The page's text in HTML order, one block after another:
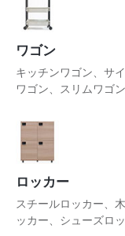
ワゴン
キッチンワゴン、サ
ワゴン、スリムワゴン
ロッカー
スチールロッカー、
ッカー、シューズロ